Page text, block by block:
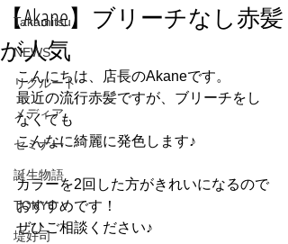
Takamitsu
NEWS
リクルート
メディア
セミナー
誕生物語
TOKYO
堤好司
【Akane】ブリーチなし赤髪
が人気
こんにちは、店長のAkaneです。
最近の流行赤髪ですが、ブリーチをし
なくても
こんなに綺麗に発色します♪
カラーを2回した方がきれいになるので
おすすめです！
ぜひご相談ください♪